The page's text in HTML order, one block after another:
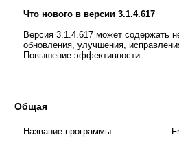
Что нового в версии 3.1.4.617
Версия 3.1.4.617 может содержать
обновления, улучшения,
Повышение эффективности.
Общая
Название программы